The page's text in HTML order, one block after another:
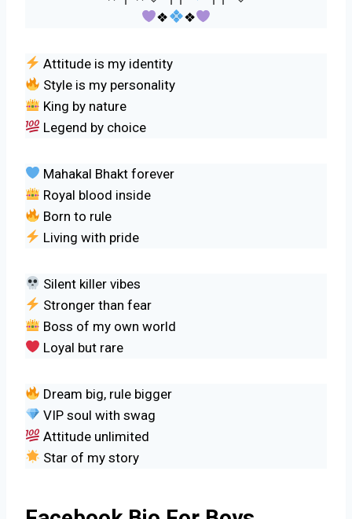
❖
❖
Attitude is my identity
Style is my personality
King by nature
Legend by choice
Mahakal Bhakt forever
Royal blood inside
Born to rule
Living with pride
Silent killer vibes
Stronger than fear
Boss of my own world
Loyal but rare
Dream big, rule bigger
VIP soul with swag
Attitude unlimited
Star of my story